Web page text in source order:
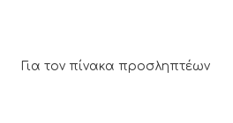
Για τον πίνακα προσληπτέων